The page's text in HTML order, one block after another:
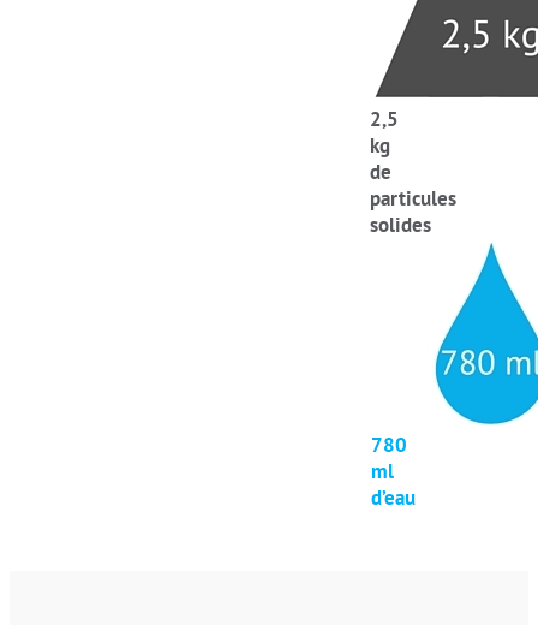
2,5
kg
de
particules
solides
780
ml
d’eau